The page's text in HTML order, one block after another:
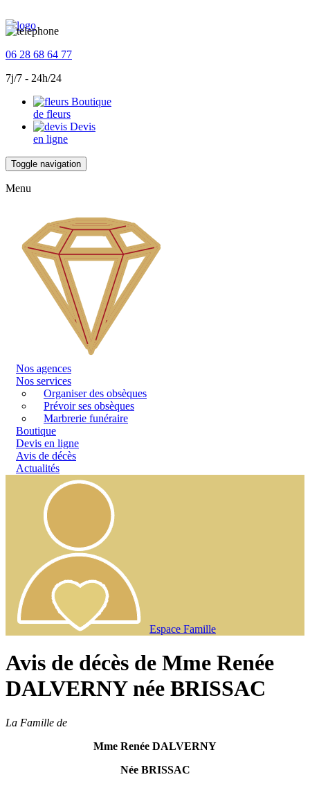
06 28 68 64 77
7j/7 - 24h/24
Boutique
de fleurs
Devis
en ligne
Toggle navigation
Menu
Nos agences
Nos services
Organiser des obsèques
Prévoir ses obsèques
Marbrerie funéraire
Boutique
Devis en ligne
Avis de décès
Actualités
Espace Famille
Avis de décès de Mme Renée
DALVERNY née BRISSAC
La Famille de
Mme Renée DALVERNY
Née BRISSAC